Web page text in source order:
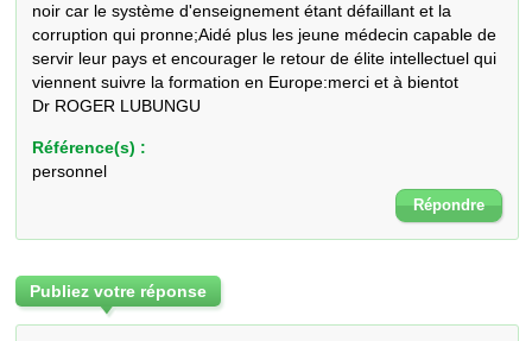
noir car le système d'enseignement étant défaillant et la
corruption qui pronne;Aidé plus les jeune médecin capable de
servir leur pays et encourager le retour de élite intellectuel qui
viennent suivre la formation en Europe:merci et à bientot
Dr ROGER LUBUNGU
Référence(s) :
personnel
Répondre
Publiez votre réponse